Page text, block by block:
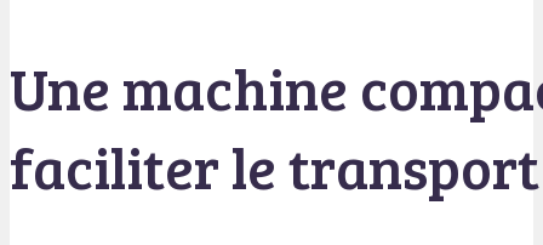
Une machine
faciliter le transport